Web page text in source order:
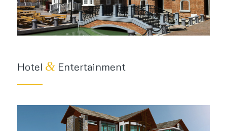
Hotel &Entertainment